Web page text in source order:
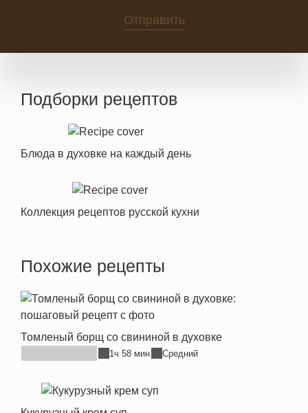
Отправить
Подборки рецептов
Блюда в духовке на каждый день
Коллекция рецептов русской кухни
Похожие рецепты
Томленый борщ со свининой в духовке
1ч 58 мин Средний